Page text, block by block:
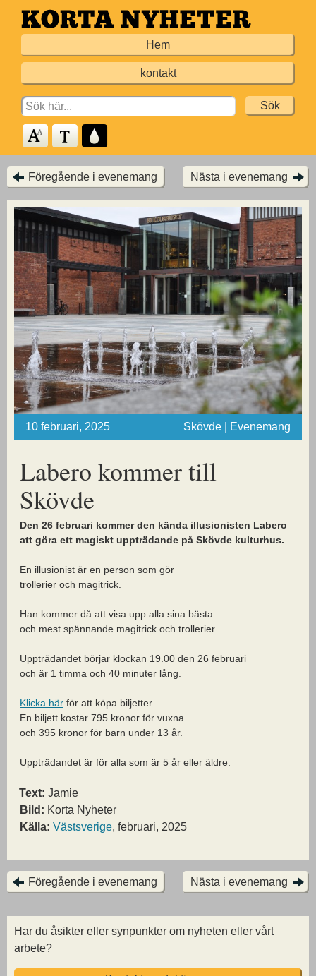
Hoppa
till
Hem
kontakt
Search
for:
Föregående i evenemang Nästa i evenemang
10 februari, 2025 Skövde | Evenemang
Labero kommer till
Skövde
Den 26 februari kommer den kända illusionisten Labero
att göra ett magiskt uppträdande på Skövde kulturhus.
En illusionist är en person som gör
trollerier och magitrick.
Han kommer då att visa upp alla sina bästa
och mest spännande magitrick och trollerier.
Uppträdandet börjar klockan 19.00 den 26 februari
och är 1 timma och 40 minuter lång.
Klicka här för att köpa biljetter.
En biljett kostar 795 kronor för vuxna
och 395 kronor för barn under 13 år.
Uppträdandet är för alla som är 5 år eller äldre.
Text: Jamie
Bild: Korta Nyheter
Källa: Västsverige, februari, 2025
Föregående i evenemang Nästa i evenemang
Har du åsikter eller synpunkter om nyheten eller vårt
arbete?